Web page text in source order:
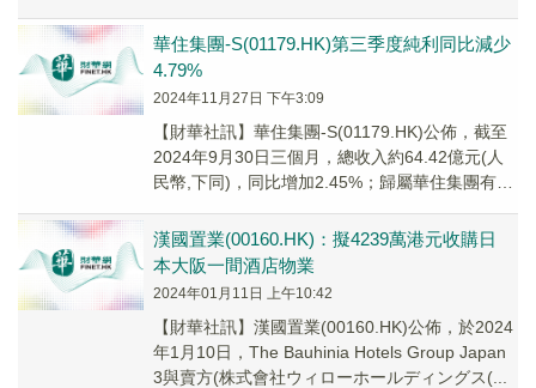
華住集團-S(01179.HK)第三季度純利同比減少
4.79%
2024年11月27日 下午3:09
【財華社訊】華住集團-S(01179.HK)公佈，截至
2024年9月30日三個月，總收入約64.42億元(人
民幣,下同)，同比增加2.45%；歸屬華住集團有限
漢國置業(00160.HK)：擬4239萬港元收購日
本大阪一間酒店物業
2024年01月11日 上午10:42
【財華社訊】漢國置業(00160.HK)公佈，於2024
年1月10日，The Bauhinia Hotels Group Japan
3與賣方(株式會社ウィローホールディングス(...